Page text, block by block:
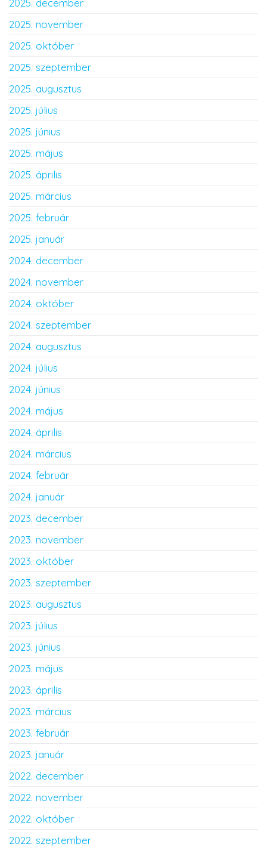
2025. december
2025. november
2025. október
2025. szeptember
2025. augusztus
2025. július
2025. június
2025. május
2025. április
2025. március
2025. február
2025. január
2024. december
2024. november
2024. október
2024. szeptember
2024. augusztus
2024. július
2024. június
2024. május
2024. április
2024. március
2024. február
2024. január
2023. december
2023. november
2023. október
2023. szeptember
2023. augusztus
2023. július
2023. június
2023. május
2023. április
2023. március
2023. február
2023. január
2022. december
2022. november
2022. október
2022. szeptember